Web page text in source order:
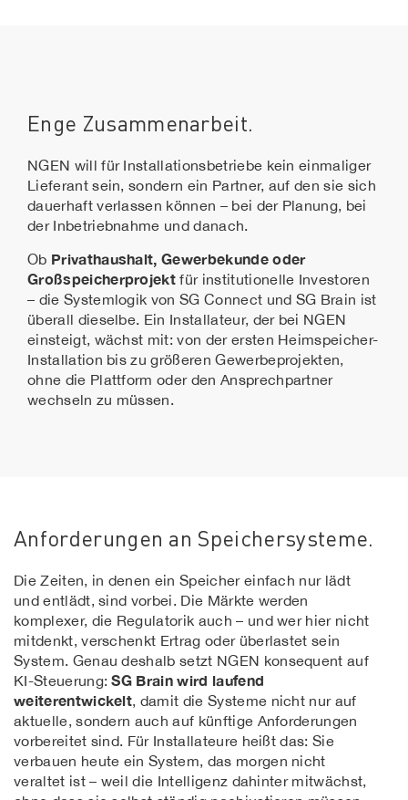
Enge Zusammenarbeit.
NGEN will für Installationsbetriebe kein einmaliger
Lieferant sein, sondern ein Partner, auf den sie sich
dauerhaft verlassen können – bei der Planung, bei
der Inbetriebnahme und danach.
Ob Privathaushalt, Gewerbekunde oder
Großspeicherprojekt für institutionelle Investoren
– die Systemlogik von SG Connect und SG Brain ist
überall dieselbe. Ein Installateur, der bei NGEN
einsteigt, wächst mit: von der ersten Heimspeicher-
Installation bis zu größeren Gewerbeprojekten,
ohne die Plattform oder den Ansprechpartner
wechseln zu müssen.
Anforderungen an Speichersysteme.
Die Zeiten, in denen ein Speicher einfach nur lädt
und entlädt, sind vorbei. Die Märkte werden
komplexer, die Regulatorik auch – und wer hier nicht
mitdenkt, verschenkt Ertrag oder überlastet sein
System. Genau deshalb setzt NGEN konsequent auf
KI-Steuerung:SG Brain wird laufend
weiterentwickelt, damit die Systeme nicht nur auf
aktuelle, sondern auch auf künftige Anforderungen
vorbereitet sind. Für Installateure heißt das: Sie
verbauen heute ein System, das morgen nicht
veraltet ist – weil die Intelligenz dahinter mitwächst,